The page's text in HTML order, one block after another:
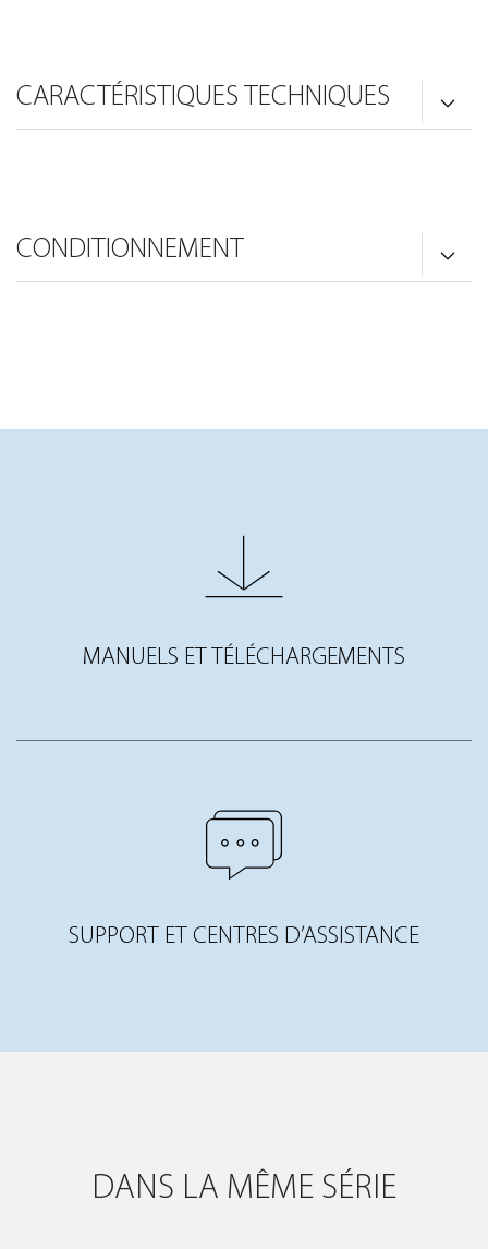
CARACTÉRISTIQUES TECHNIQUES
CONDITIONNEMENT
MANUELS ET TÉLÉCHARGEMENTS
SUPPORT ET CENTRES D’ASSISTANCE
DANS LA MÊME SÉRIE